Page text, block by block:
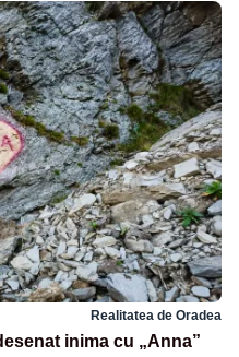
Realitatea de Oradea
inima cu „Anna”